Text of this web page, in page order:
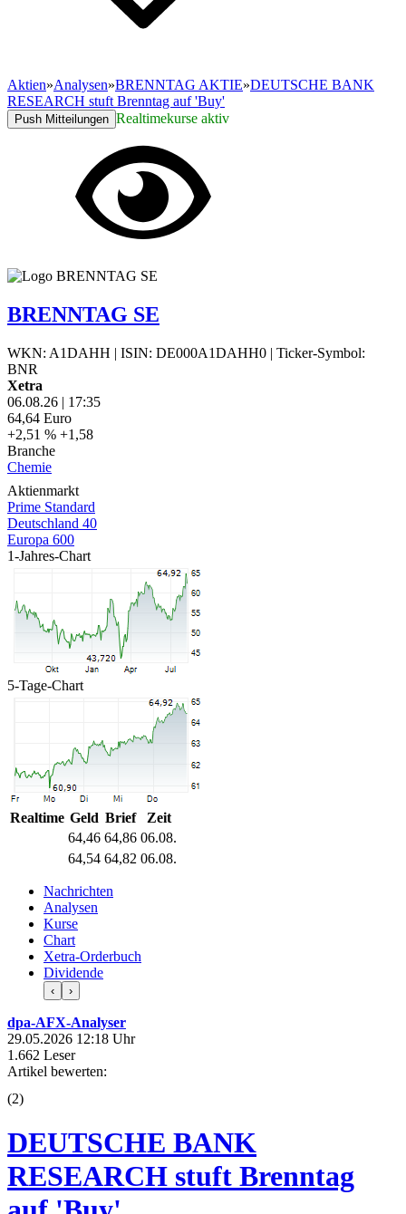
Aktien»Analysen»BRENNTAG AKTIE»DEUTSCHE BANK
RESEARCH stuft Brenntag auf 'Buy'
Push Mitteilungen Realtimekurse aktiv
BRENNTAG SE
WKN: A1DAHH | ISIN: DE000A1DAHH0 | Ticker-Symbol:
BNR
Xetra
06.08.26 | 17:35
64,64 Euro
+2,51 % +1,58
Branche
Chemie
Aktienmarkt
Prime Standard
Deutschland 40
Europa 600
1-Jahres-Chart
5-Tage-Chart
Realtime Geld Brief
Zeit
64,46 64,86 06.08.
64,54 64,82 06.08.
Nachrichten
Analysen
Kurse
Chart
Xetra-Orderbuch
Dividende
‹ ›
dpa-AFX-Analyser
29.05.2026 12:18 Uhr
1.662 Leser
Artikel bewerten:
(2)
DEUTSCHE BANK
RESEARCH stuft Brenntag